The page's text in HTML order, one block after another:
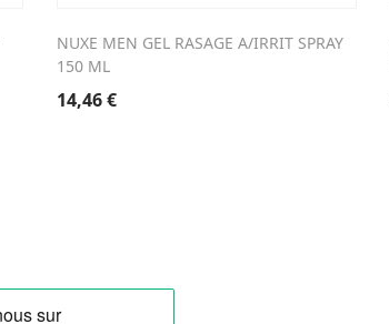
NUXE MEN GEL RASAGE A/IRRIT SPRAY
150 ML
14,46€